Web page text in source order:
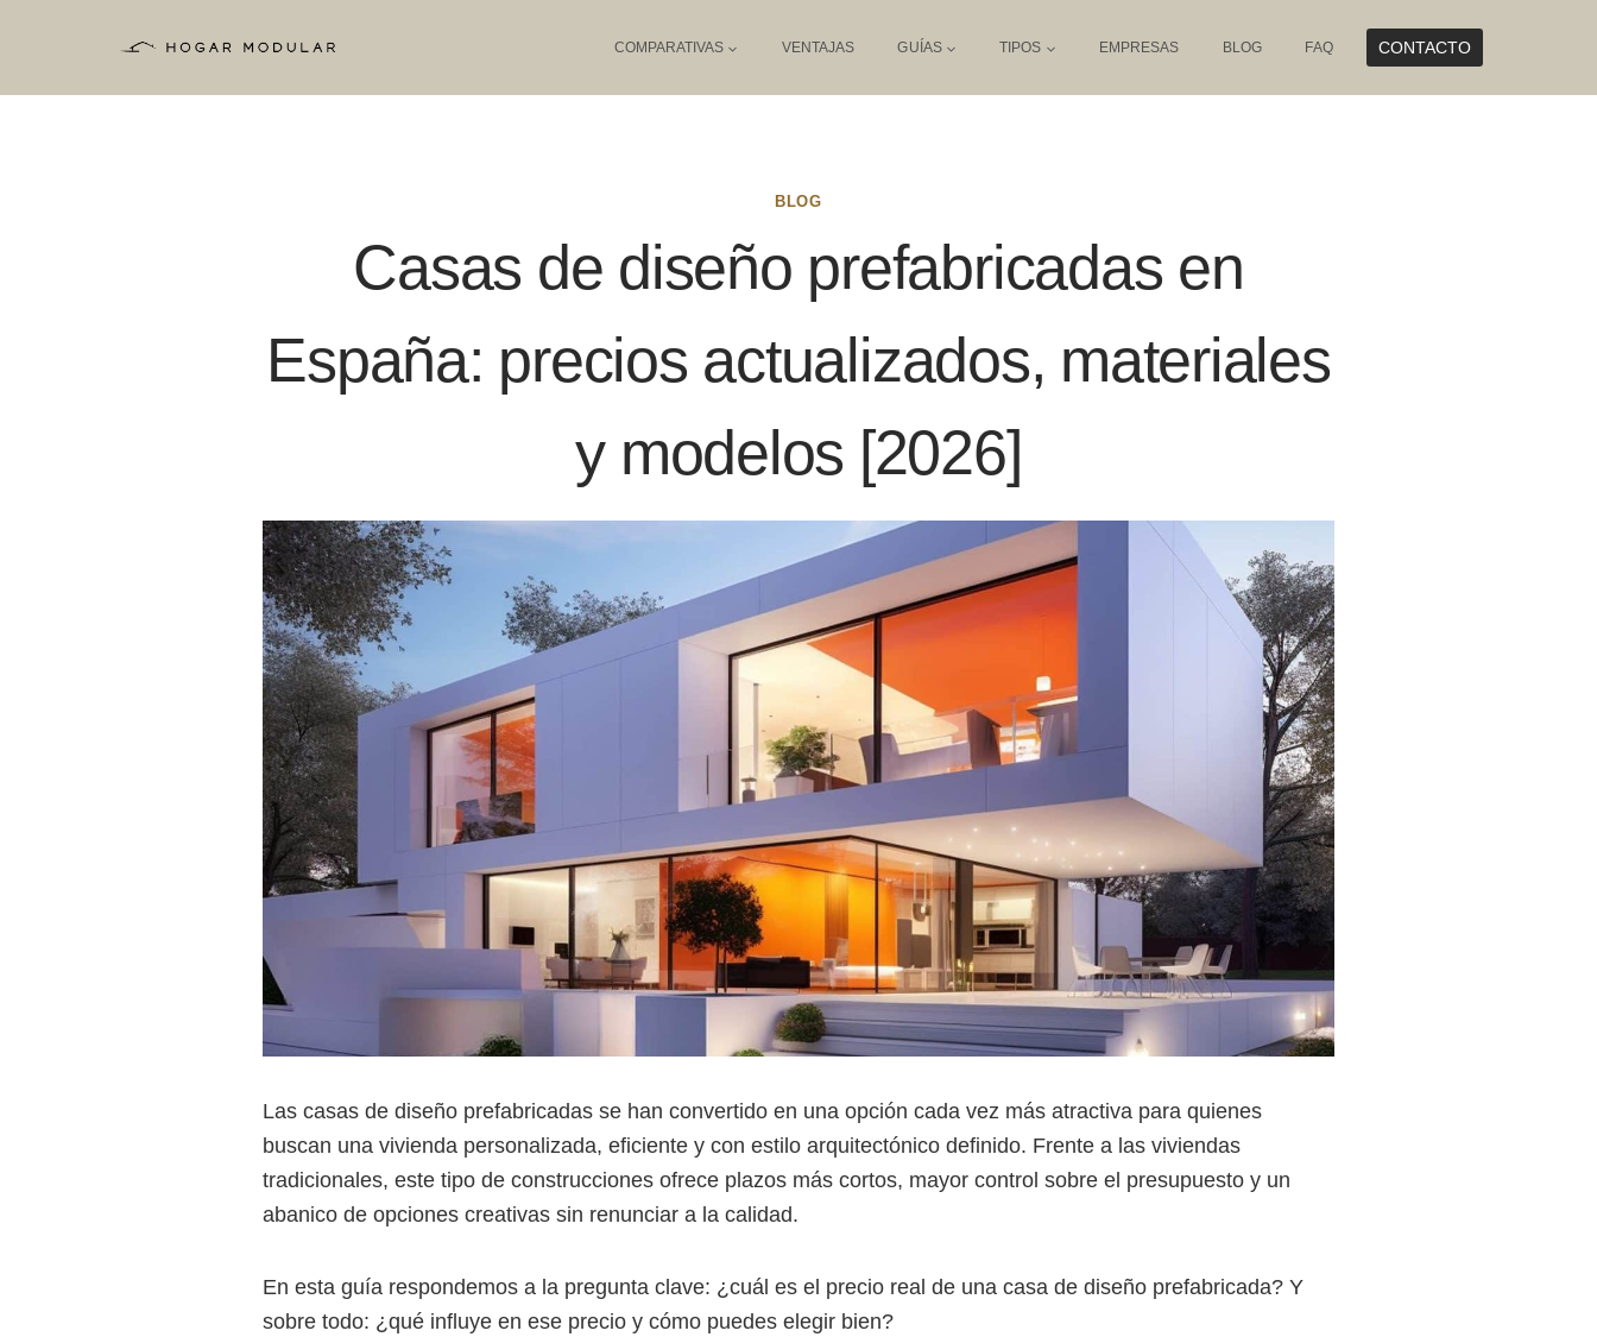
COMPARATIVAS VENTAJAS GUÍAS TIPOS EMPRESAS BLOG FAQ CONTACTO
BLOG
Casas de diseño prefabricadas en
España: precios actualizados, materiales
y modelos [2026]
Las casas de diseño prefabricadas se han convertido en una opción cada vez más atractiva para quienes
buscan una vivienda personalizada, eficiente y con estilo arquitectónico definido. Frente a las viviendas
tradicionales, este tipo de construcciones ofrece plazos más cortos, mayor control sobre el presupuesto y un
abanico de opciones creativas sin renunciar a la calidad.
En esta guía respondemos a la pregunta clave: ¿cuál es el precio real de una casa de diseño prefabricada? Y
sobre todo: ¿qué influye en ese precio y cómo puedes elegir bien?